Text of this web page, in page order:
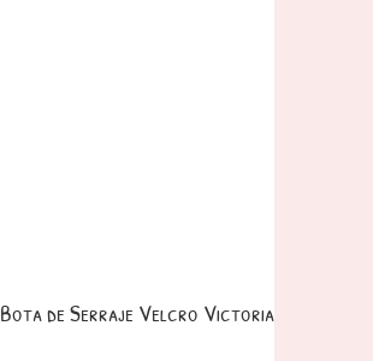
Bota de Serraje Velcro Victoria